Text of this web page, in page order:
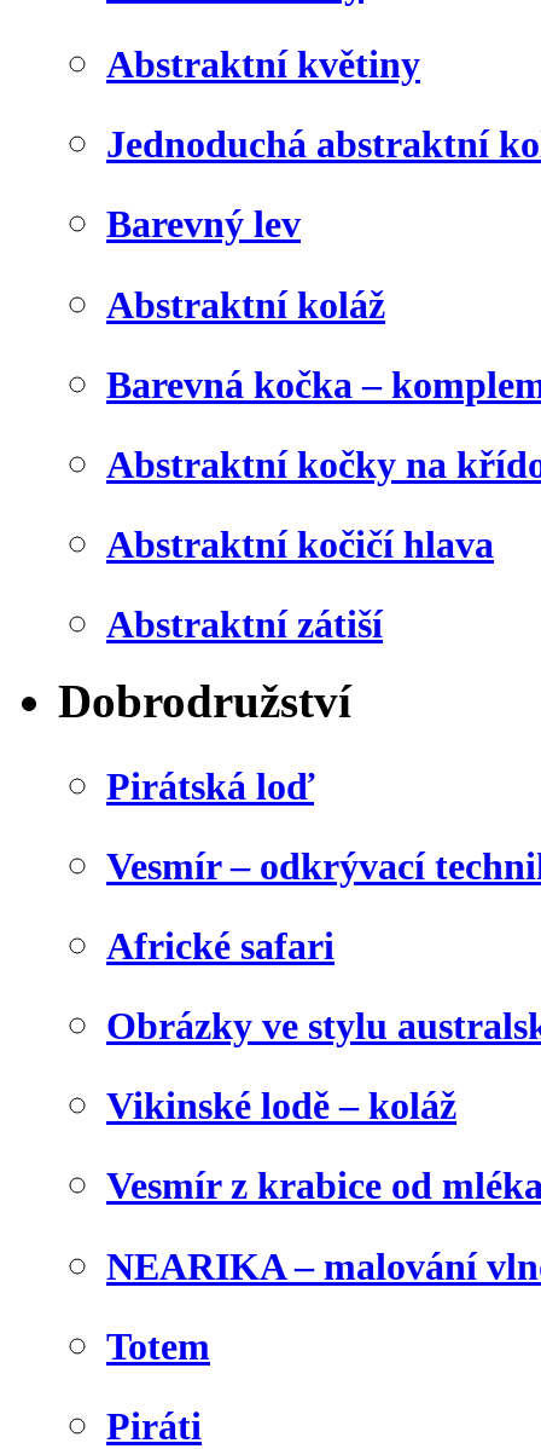
Abstraktní květiny
Jednoduchá abstraktní
Barevný lev
Abstraktní koláž
Barevná kočka –
Abstraktní kočky na
Abstraktní kočičí hlava
Abstraktní zátiší
Dobrodružství
Pirátská loď
Vesmír – odkrývací
Africké safari
Obrázky ve stylu
Vikinské lodě – koláž
Vesmír z krabice od
NEARIKA – malování
Totem
Piráti